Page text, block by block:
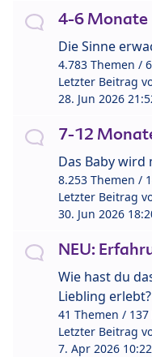
4-6 Monate
Die Sinne
4.783 Themen /
Letzter Beitrag
28. Jun 2026
7-12
Das Baby wird
8.253 Themen /
Letzter Beitrag
30. Jun 2026
NEU:
Wie hast du
Liebling erlebt?
41 Themen /
Letzter Beitrag
7. Apr 2026 10:22